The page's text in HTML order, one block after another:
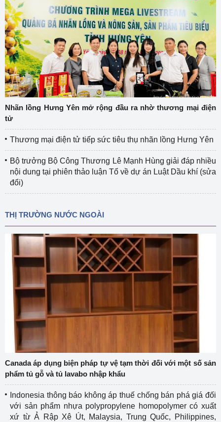
Nhãn lồng Hưng Yên mở rộng đầu ra nhờ thương mại điện
tử
Thương mại điện tử tiếp sức tiêu thụ nhãn lồng Hưng Yên
Bộ trưởng Bộ Công Thương Lê Mạnh Hùng giải đáp nhiều
nội dung tại phiên thảo luận Tổ về dự án Luật Dầu khí (sửa
đổi)
THỊ TRƯỜNG NƯỚC NGOÀI
Canada áp dụng biện pháp tự vệ tạm thời đối với một số sản
phẩm tủ gỗ và tủ lavabo nhập khẩu
Indonesia thông báo không áp thuế chống bán phá giá đối
với sản phẩm nhựa polypropylene homopolymer có xuất
xứ từ Ả Rập Xê Út, Malaysia, Trung Quốc, Philippines,